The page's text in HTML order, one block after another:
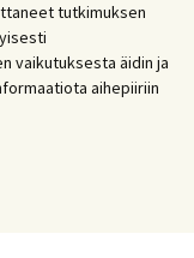
tutkimuksen
vaikutuksesta äidin ja
aihepiiriin